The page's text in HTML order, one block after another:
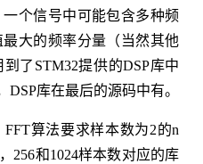
个信号中可能包含多种频
大的频率分量（当然其他
了STM32提供的DSP库中
库在最后的源码中有。
算法要求样本数为2的n
256和1024样本数对应的库